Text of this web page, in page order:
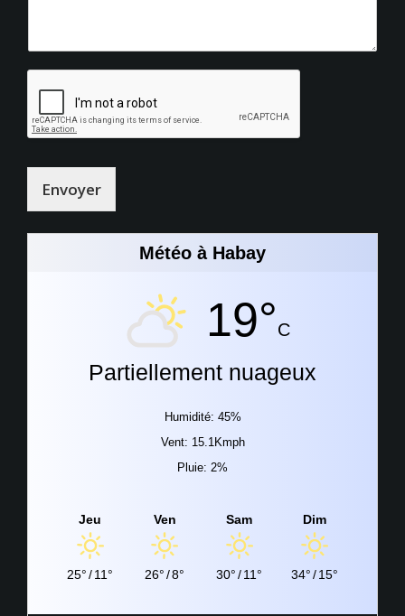
Envoyer
Météo à Habay
19°C
Partiellement nuageux
Humidité: 45%
Vent: 15.1Kmph
Pluie: 2%
Jeu
25°/11°
Ven
26°/8°
Sam
30°/11°
Dim
34°/15°